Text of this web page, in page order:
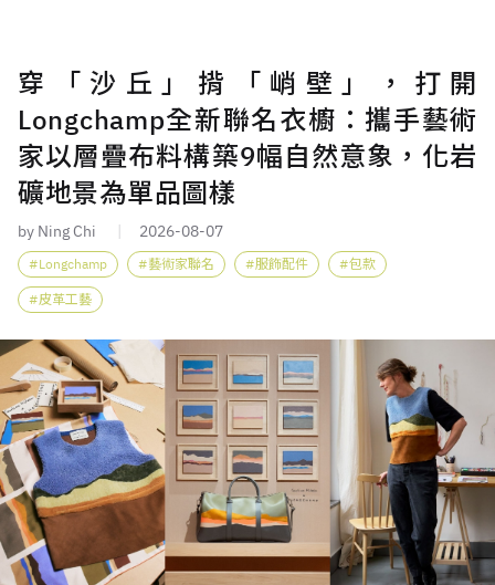
穿「沙丘」揹「峭壁」，打開
Longchamp全新聯名衣櫥：攜手藝術
家以層疊布料構築9幅自然意象，化岩
礦地景為單品圖樣
by Ning Chi 2026-08-07
Longchamp 藝術家聯名 服飾配件 包款
皮革工藝